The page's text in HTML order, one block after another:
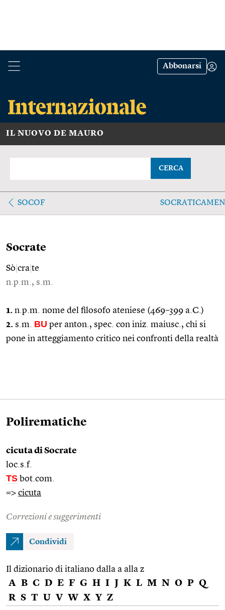
Abbonarsi
IL NUOVO DE MAURO
CERCA
SOCOF
Socrate
Sò cra te
n.p.m., s.m.
1. n.p.m. nome del filosofo ateniese (469–399 a.C.)
2. s.m. BU per anton., spec. con iniz. maiusc., chi si
pone in atteggiamento critico nei confronti della realtà
Polirematiche
cicuta di Socrate
loc.s.f.
TS bot.com.
=> cicuta
Correzioni e suggerimenti
Condividi
Il dizionario di italiano dalla a alla z
A B C D E F G H I J K L M N O P Q
R S T U V W X Y Z